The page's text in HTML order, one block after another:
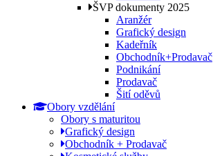
ŠVP dokumenty 2025
Aranžér
Grafický design
Kadeřník
Obchodník+Prodavač
Podnikání
Prodavač
Šití oděvů
Obory vzdělání
Obory s maturitou
Grafický design
Obchodník + Prodavač